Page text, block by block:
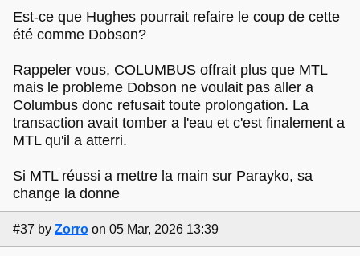
Est-ce que Hughes pourrait refaire le coup de cette
été comme Dobson?
Rappeler vous, COLUMBUS offrait plus que MTL
mais le probleme Dobson ne voulait pas aller a
Columbus donc refusait toute prolongation. La
transaction avait tomber a l'eau et c'est finalement a
MTL qu'il a atterri.
Si MTL réussi a mettre la main sur Parayko, sa
change la donne
#37 by Zorro on 05 Mar, 2026 13:39